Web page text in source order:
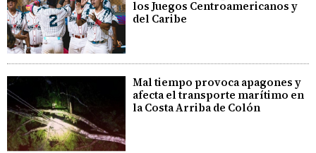
los Juegos Centroamericanos y
del Caribe
Mal tiempo provoca apagones y
afecta el transporte marítimo en
la Costa Arriba de Colón